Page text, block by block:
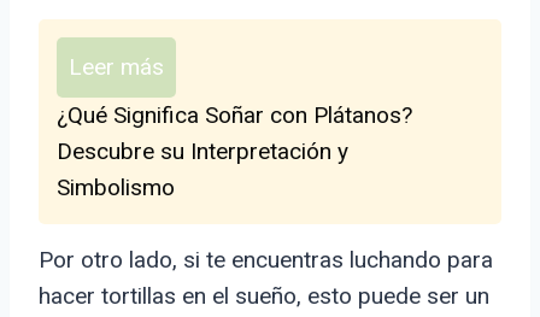
Leer más
¿Qué Significa Soñar con Plátanos?
Descubre su Interpretación y
Simbolismo
Por otro lado, si te encuentras luchando para
hacer tortillas en el sueño, esto puede ser un